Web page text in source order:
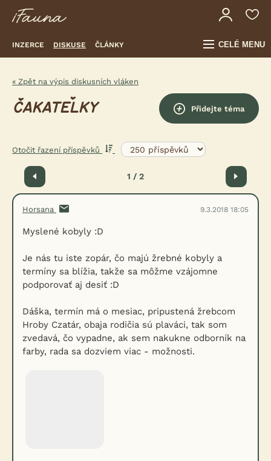
INZERCE DISKUSE ČLÁNKY CELÉ MENU
« Zpět na výpis diskusních vláken
ČAKATEĽKY Přidejte téma
Otočit řazení příspěvků
Předchozí 1 / 2 Další
Horsana 9.3.2018 18:05
Myslené kobyly :D
Je nás tu iste zopár, čo majú žrebné kobyly a
termíny sa blížia, takže sa môžme vzájomne
podporovať aj desiť :D
Dáška, termín má o mesiac, pripustená žrebcom
Hroby Czatár, obaja rodičia sú plaváci, tak som
zvedavá, čo vypadne, ak sem nakukne odborník na
farby, rada sa dozviem viac - možnosti.